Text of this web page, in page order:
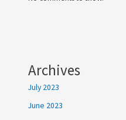
Archives
July 2023
June 2023